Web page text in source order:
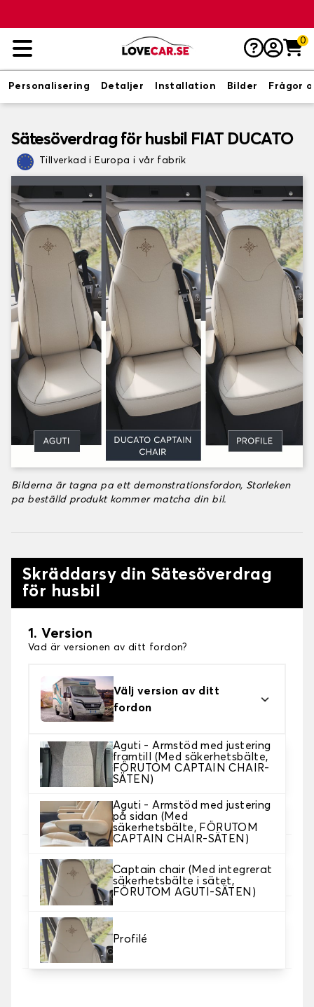
0
Personalisering Detaljer Installation Bilder Frågor
Sätesöverdrag för husbil FIAT DUCATO
Tillverkad i Europa i vår fabrik
Bilderna är tagna pa ett demonstrationsfordon, Storleken
pa beställd produkt kommer matcha din bil.
Skräddarsy din Sätesöverdrag
för husbil
1. Version
Vad är versionen av ditt fordon?
Välj version av ditt
fordon
Aguti - Armstöd med justering
framtill (Med säkerhetsbälte,
FÖRUTOM CAPTAIN CHAIR-
SÄTEN)
Aguti - Armstöd med justering
på sidan (Med
säkerhetsbälte, FÖRUTOM
CAPTAIN CHAIR-SÄTEN)
Captain chair (Med integrerat
säkerhetsbälte i sätet,
FÖRUTOM AGUTI-SÄTEN)
Profilé
Du kan specificera ditt varumärke, transportör och
år nedan :
2. Val av spel
Välj de sätesöverdrag du behöver.
3. Material
Välj material för dina omslag.